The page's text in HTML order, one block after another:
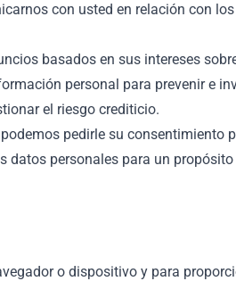
con usted en relación con
basados en sus intereses
personal para prevenir e
el riesgo crediticio.
pedirle su consentimiento
personales para un
o dispositivo y para